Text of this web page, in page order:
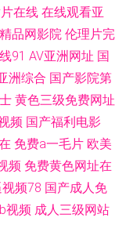
利网站 高清无码视频
人午夜精品一级 日本
网 亚洲五区视频 人人
址导航 久久色窝窝 香
产香蕉99 韩国avvv
在线 在线观看亚
品网影院 伦理片完
91 AV亚洲网址 国
洲综合 国产影院第
黄色三级免费网址
频 国产福利电影
免费a一毛片 欧美
频 免费黄色网址在
频78 国产成人免
视频 成人三级网站